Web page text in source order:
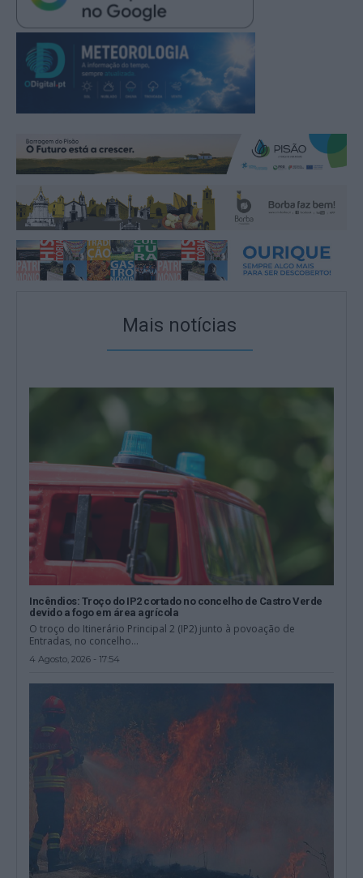
Mais notícias
Incêndios: Troço do IP2 cortado no concelho de Castro Verde
devido a fogo em área agrícola
O troço do Itinerário Principal 2 (IP2) junto à povoação de
Entradas, no concelho...
4 Agosto, 2026 - 17:54